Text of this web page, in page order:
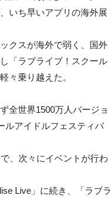
いち早いアプリの海外展
クスが海外で弱く、国外
「ラブライブ！スクール
々乗り越えた。
全世界1500万人バージョ
ルアイドルフェスティバ
、次々にイベントが行わ
Live」に続き、「ラブラ